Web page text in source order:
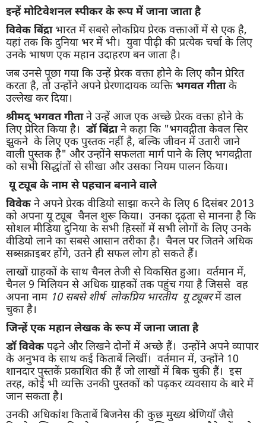
इन्हें मोटिवेशनल स्पीकर के रूप में जाना जाता है
विवेक बिंद्राभारत में सबसे लोकप्रिय प्रेरक वक्ताओं में से एक है,
यहां तक ​​कि दुनिया भर में भी। युवा पीढ़ी की प्रत्येक चर्चा के लिए
उनके भाषण एक महान उदाहरण बन जाता है।
जब उनसे पूछा गया कि उन्हें प्रेरक वक्ता होने के लिए कौन प्रेरित
करता है, तो उन्होंने अपने प्रेरणादायक व्यक्ति भगवत गीताके
उल्लेख कर दिया।
श्रीमद् भगवत गीताने उन्हें आज एक अच्छे प्रेरक वक्ता होने के
लिए प्रेरित किया है। डॉ बिंद्राने कहा कि "भगवद्गीता केवल सिर
झुकने के लिए एक पुस्तक नहीं है, बल्कि जीवन में उतारी जाने
वाली पुस्तक है" और उन्होंने सफलता मार्ग पाने के लिए भगवद्गीता
को सभी सिद्धांतों से सीखा और उसका नियम पालन किया।
यू ट्यूब के नाम से पहचान बनाने वाले
विवेक ने अपने प्रेरक वीडियो साझा करने के लिए 6 दिसंबर 2013
को अपना यू ट्यूब चैनल शुरू किया। उनका दृढ़ता से मानना ​​है कि
सोशल मीडिया दुनिया के सभी हिस्सों में सभी लोगों के लिए उनके
वीडियो लाने का सबसे आसान तरीका है। चैनल पर जितने अधिक
सब्सक्राइबर होंगे, उतने ही सफल लोग हो सकते हैं।
लाखों ग्राहकों के साथ चैनल तेजी से विकसित हुआ। वर्तमान में,
चैनल 9 मिलियन से अधिक ग्राहकों तक पहुंच गया है जिससे वह
अपना नाम 10 सबसे शीर्ष लोकप्रिय भारतीय यू ट्यूबरमें डाल
चुका है।
जिन्हें एक महान लेखक के रूप में जाना जाता है
डॉ विवेक पढ़ने और लिखने दोनों में अच्छे हैं। उन्होंने अपने व्यापार
के अनुभव के साथ कई किताबें लिखीं। वर्तमान में, उन्होंने 10
शानदार पुस्तकें प्रकाशित की हैं जो लाखों में बिक चुकी हैं। इस
तरह, कोई भी व्यक्ति उनकी पुस्तकों को पढ़कर व्यवसाय के बारे में
जान सकता है।
उनकी अधिकांश किताबें बिजनेस की कुछ मुख्य श्रेणियाँ जैसे